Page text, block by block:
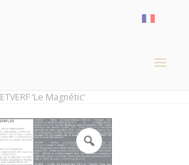
‘Le Magnétic’